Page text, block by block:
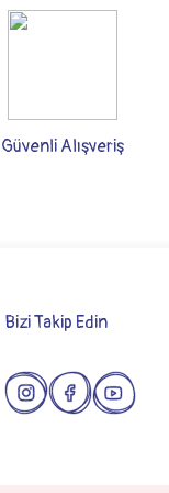
Güvenli Alışveriş
Bizi Takip Edin